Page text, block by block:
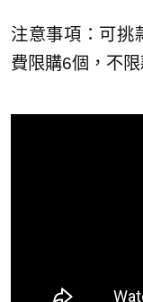
注意事項：可挑
費限購6個，不限